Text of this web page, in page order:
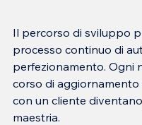
Il percorso di sviluppo
processo continuo di
perfezionamento. Ogni
corso di
con un cliente
maestria.